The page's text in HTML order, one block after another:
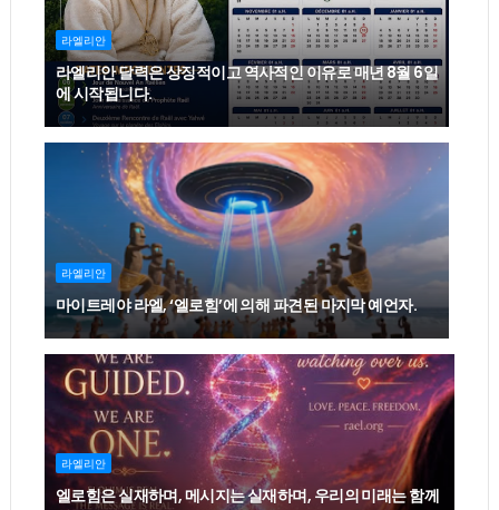
라엘리안
라엘리안 달력은 상징적이고 역사적인 이유로 매년 8월 6일
에 시작됩니다.
라엘리안
마이트레야 라엘, ‘엘로힘’에 의해 파견된 마지막 예언자.
라엘리안
엘로힘은 실재하며, 메시지는 실재하며, 우리의 미래는 함께